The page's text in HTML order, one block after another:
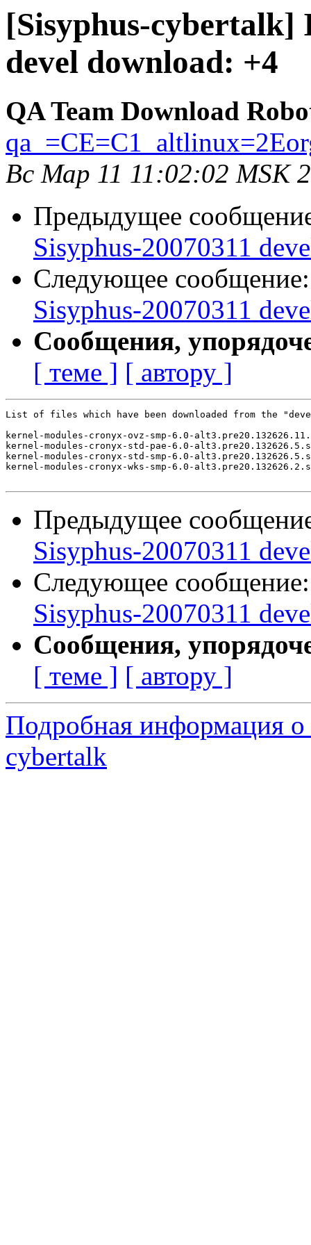
[Sisyphus-cybertalk]
devel download: +4
QA Team Download
Вс Мар 11 11:02:02 MSK
Предыдущее
Sisyphus-20070311
Следующее
Sisyphus-20070311
Сообщения,
[ теме ] [ автору ]
List of files which have been downloaded from the
kernel-modules-cronyx-ovz-smp-6.0-
kernel-modules-cronyx-std-pae-6.0-
kernel-modules-cronyx-std-smp-6.0-
kernel-modules-cronyx-wks-smp-6.0-
Предыдущее
Sisyphus-20070311
Следующее
Sisyphus-20070311
Сообщения,
[ теме ] [ автору ]
Подробная информация о
cybertalk